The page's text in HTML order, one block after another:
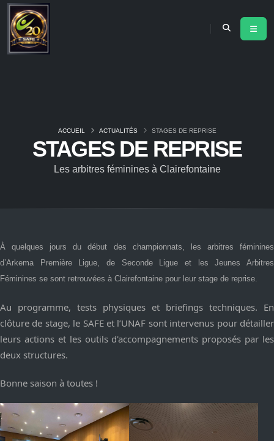
STAGES DE REPRISE
Les arbitres féminines à Clairefontaine
ACCUEIL ACTUALITÉS STAGES DE REPRISE
À quelques jours du début des championnats, les arbitres féminines
d’Arkema Première Ligue, de Seconde Ligue et les Jeunes Arbitres
Féminines se sont retrouvées à Clairefontaine pour leur stage de reprise.
Au programme, tests physiques et briefings techniques. En
clôture de stage, le SAFE et l’UNAF sont intervenus pour détailler
leurs actions et les outils d'accompagnements proposés par les
deux structures.
Bonne saison à toutes !